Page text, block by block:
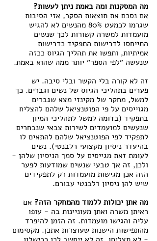
מה המסקנות ומה באמת ניתן לעשות?
אם נסכם את תוצאות הסקר, אזי הסיבות
שגרמו לכמעט 80% מהנשים לא להגיש
מועמדות למשרה קשורות לכך שנשים
התייחסו לדרישות התפקיד כדרישות
אמיתיות, ותפשו את תהליך הגיוס ככזה
שנעשה ״לפי הספר״ יותר ממה שהוא באמת.
זה לא קורה בלי הקשר ובלי סיבה. יש
פערים בתהליכי הגיוס של נשים וגברים. כך
למשל, מחקר של מקינזי מצא שגברים
מגוייסים על פי הפוטנציאל שלהם להצליח
בתפקיד (בדומה למשל לתהליכי המיון
שנעשים למועמדים לשירות צבאי שנבחרים
לתפקיד לפי הפוטנציאל שלהם להתאים לו
בהיעדר ניסיון מקצועי רלבנטי). נשים
לעומת זאת מגייסים על סמך הניסיון שלהן -
ולכן, זה אך טבעי שנשים שמודעות לפער
הזה אכן מגישות מועמדות רק לתפקידים
שיש להן ניסיון רלבנטי עבורם.
מה אתן יכולות ללמוד מהמחקר הזה? אם
ראיתן משרה ואתן מעוניינות בה - עופו
עליה והגישו מועמדות. זה הזמן להיפרד
מהתפישות הישנות שעוצרות אתכן. מקסימום